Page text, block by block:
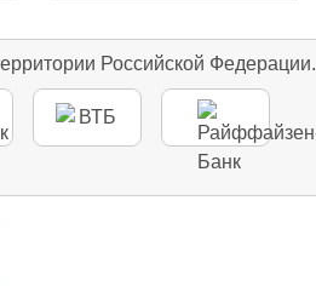
Российской Федерации.